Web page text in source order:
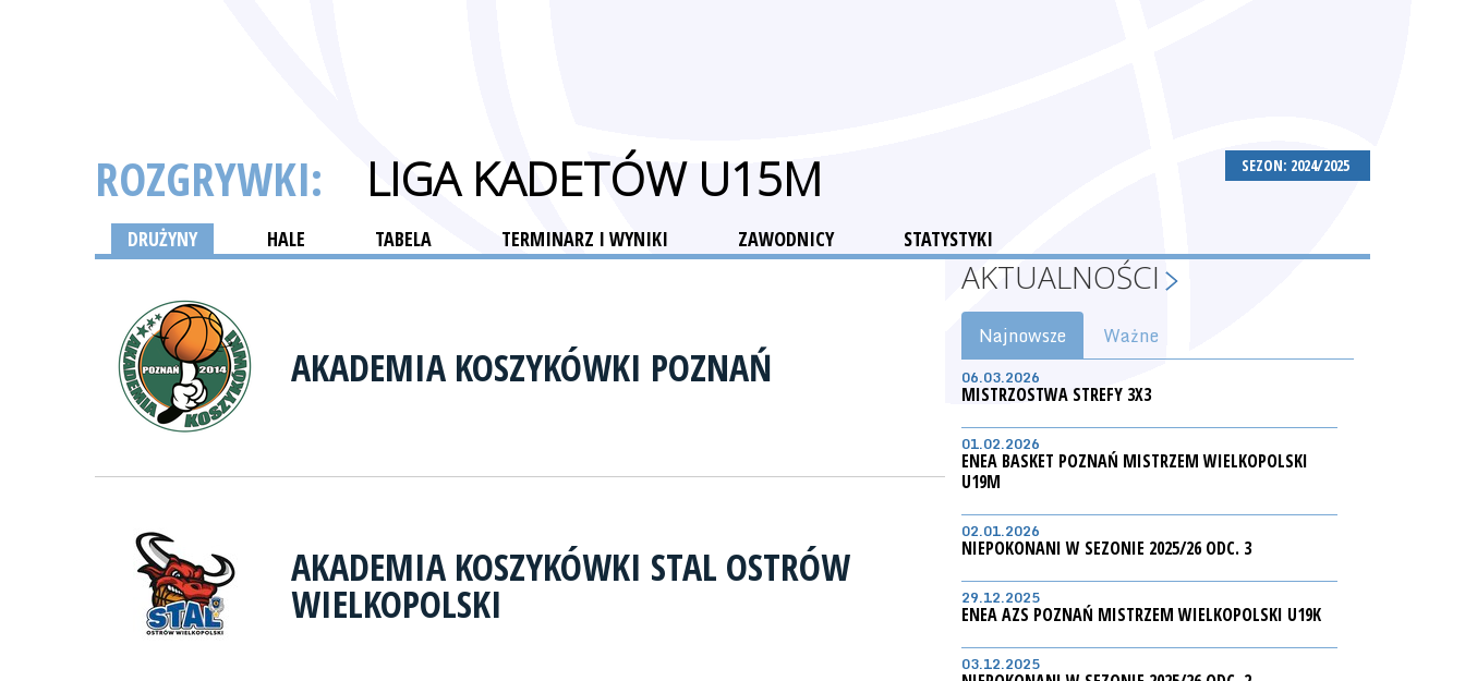
SEZON: 2024/2025
ROZGRYWKI: LIGA KADETÓW U15M
DRUŻYNY HALE TABELA TERMINARZ I WYNIKI ZAWODNICY STATYSTYKI
AKADEMIA KOSZYKÓWKI POZNAŃ
AKADEMIA KOSZYKÓWKI STAL OSTRÓW
WIELKOPOLSKI
AKTUALNOŚCI
Najnowsze Ważne
06.03.2026
MISTRZOSTWA STREFY 3X3
01.02.2026
ENEA BASKET POZNAŃ MISTRZEM WIELKOPOLSKI
U19M
02.01.2026
NIEPOKONANI W SEZONIE 2025/26 ODC. 3
29.12.2025
ENEA AZS POZNAŃ MISTRZEM WIELKOPOLSKI U19K
03.12.2025